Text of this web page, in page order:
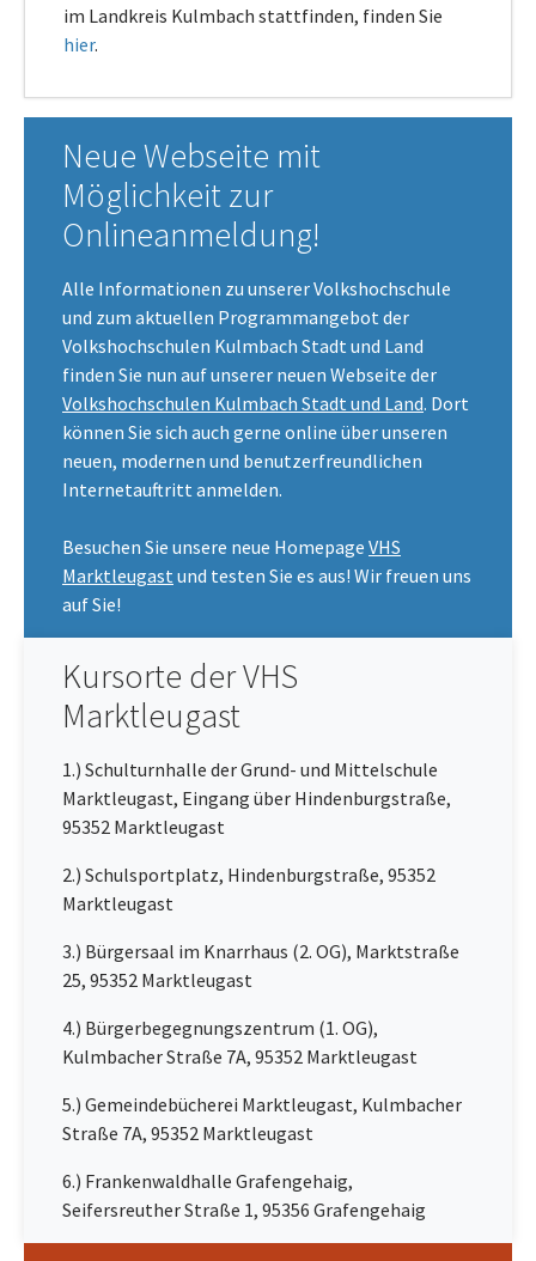
im Landkreis Kulmbach stattfinden, finden Sie
hier.
Neue Webseite mit
Möglichkeit zur
Onlineanmeldung!
Alle Informationen zu unserer Volkshochschule
und zum aktuellen Programmangebot der
Volkshochschulen Kulmbach Stadt und Land
finden Sie nun auf unserer neuen Webseite der
Volkshochschulen Kulmbach Stadt und Land. Dort
können Sie sich auch gerne online über unseren
neuen, modernen und benutzerfreundlichen
Internetauftritt anmelden.
Besuchen Sie unsere neue Homepage VHS
Marktleugast und testen Sie es aus! Wir freuen uns
auf Sie!
Kursorte der VHS
Marktleugast
1.) Schulturnhalle der Grund- und Mittelschule
Marktleugast, Eingang über Hindenburgstraße,
95352 Marktleugast
2.) Schulsportplatz, Hindenburgstraße, 95352
Marktleugast
3.) Bürgersaal im Knarrhaus (2. OG), Marktstraße
25, 95352 Marktleugast
4.) Bürgerbegegnungszentrum (1. OG),
Kulmbacher Straße 7A, 95352 Marktleugast
5.) Gemeindebücherei Marktleugast, Kulmbacher
Straße 7A, 95352 Marktleugast
6.) Frankenwaldhalle Grafengehaig,
Seifersreuther Straße 1, 95356 Grafengehaig